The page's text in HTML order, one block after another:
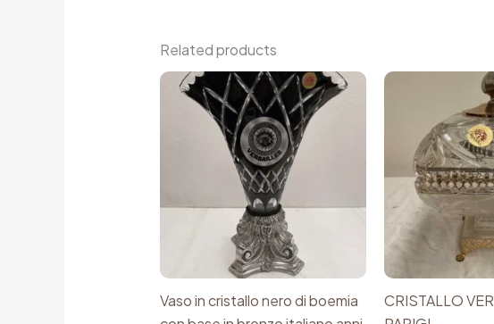
Related products
Vaso in cristallo nero di boemia
CRISTALLO